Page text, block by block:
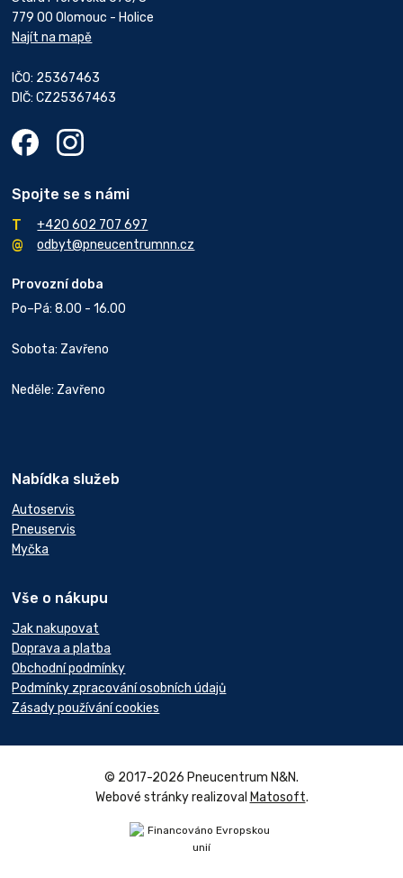
779 00 Olomouc - Holice
Najít na mapě
IČO: 25367463
DIČ: CZ25367463
Spojte se s námi
+420 602 707 697
odbyt@pneucentrumnn.cz
Provozní doba
Po–Pá: 8.00 - 16.00
Sobota: Zavřeno
Neděle: Zavřeno
Nabídka služeb
Autoservis
Pneuservis
Myčka
Vše o nákupu
Jak nakupovat
Doprava a platba
Obchodní podmínky
Podmínky zpracování osobních údajů
Zásady používání cookies
© 2017-2026 Pneucentrum N&N.
Webové stránky realizoval Matosoft.